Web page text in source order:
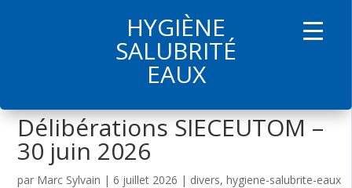
HYGIÈNE
SALUBRITÉ
EAUX
Délibérations SIECEUTOM –
30 juin 2026
par Marc Sylvain |6 juillet 2026 | divers,hygiene-salubrite-eaux